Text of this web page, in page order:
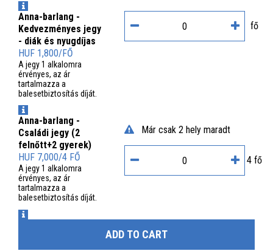
INFO
Anna-barlang -
Kedvezményes jegy
- diák és nyugdíjas
HUF 1,800/FŐ
A jegy 1 alkalomra
érvényes, az ár
tartalmazza a
balesetbiztosítás díját.
INFO
fő
Anna-barlang -
Családi jegy (2
felnőtt+2 gyerek)
HUF 7,000/4 FŐ
A jegy 1 alkalomra
érvényes, az ár
tartalmazza a
balesetbiztosítás díját.
INFO
Már csak 2 hely maradt
4 fő
ADD TO CART